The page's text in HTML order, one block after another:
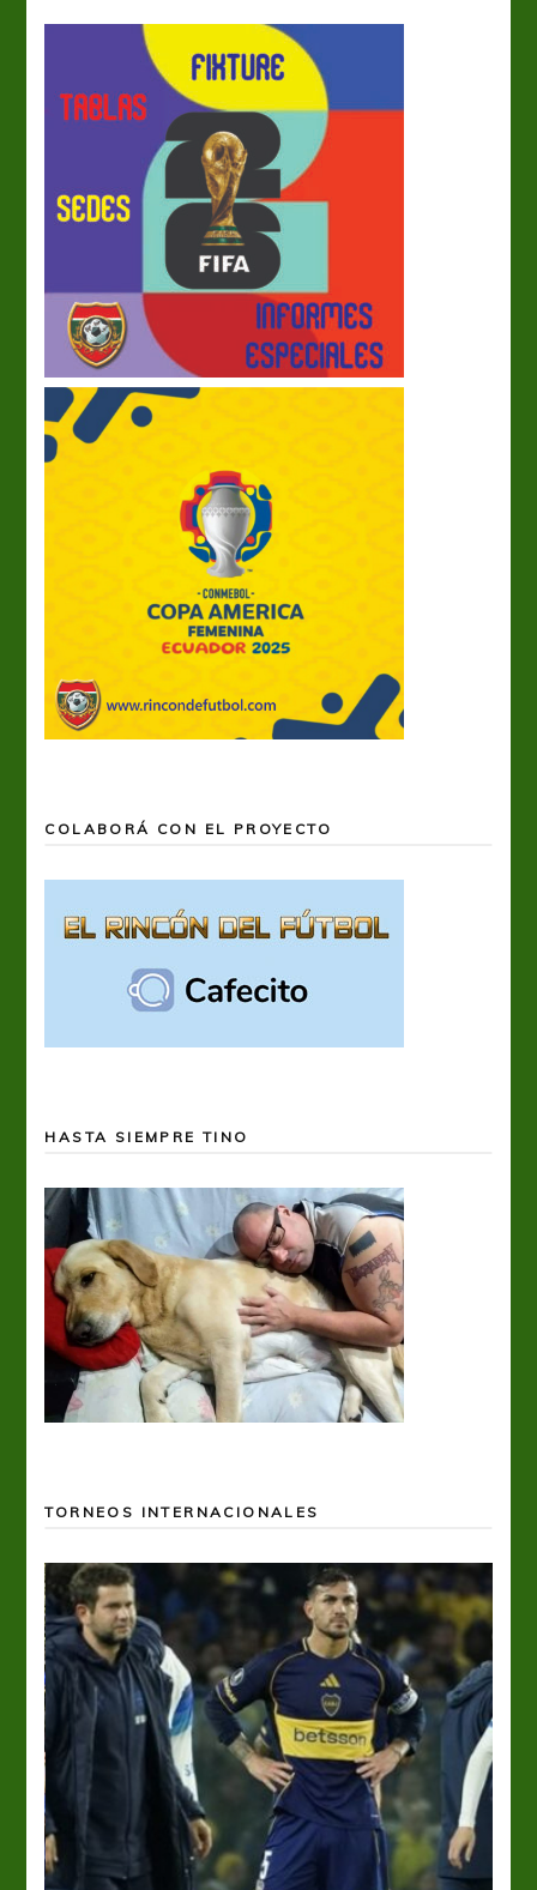
COLABORÁ CON EL PROYECTO
HASTA SIEMPRE TINO
TORNEOS INTERNACIONALES